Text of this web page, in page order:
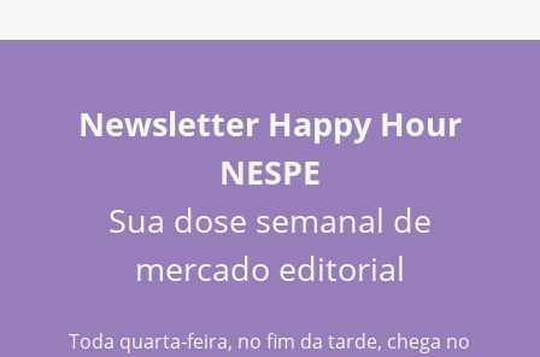
Newsletter Happy Hour
NESPE
Sua dose semanal de
mercado editorial
Toda quarta-feira, no fim da tarde, chega no